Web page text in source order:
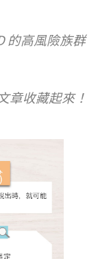
的高風險族群
章收藏起來！